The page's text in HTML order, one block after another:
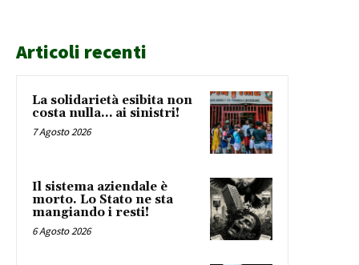
Articoli recenti
La solidarietà esibita non
costa nulla… ai sinistri!
7 Agosto 2026
Il sistema aziendale è
morto. Lo Stato ne sta
mangiando i resti!
6 Agosto 2026